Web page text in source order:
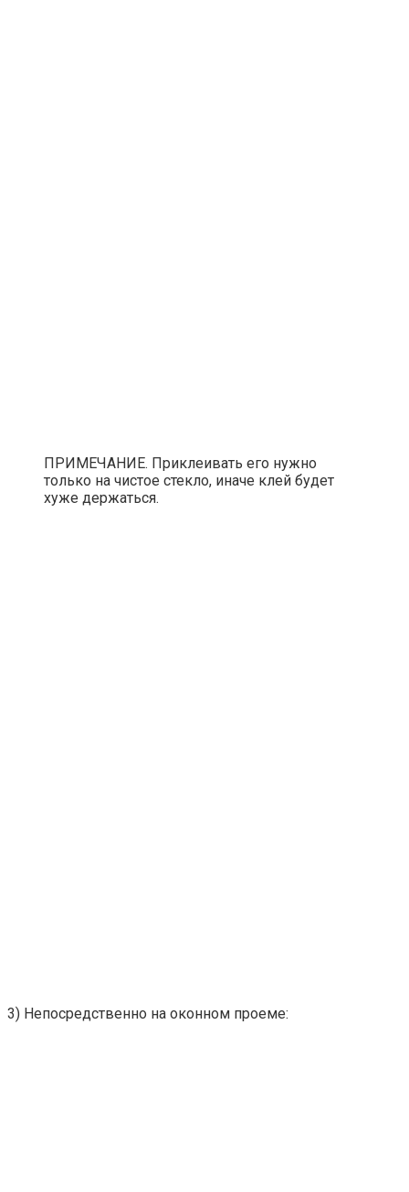
ПРИМЕЧАНИЕ. Приклеивать его нужно
только на чистое стекло, иначе клей будет
хуже держаться.
3) Непосредственно на оконном проеме: